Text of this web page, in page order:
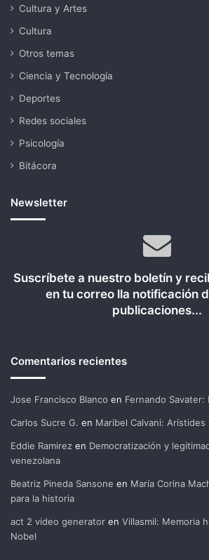
Cultura y Artes
Cultura
Otros temas
Ciencia y Tecnología
Deportes
Redes sociales
Psicología
Bitácora
Newsletter
Suscríbete a nuestro boletín y
en tu correo lla notificación
publicaciones...
Comentarios recientes
Jose Francisco Blanco en Fernando Savater:
Carlos Sucre G. en Maribel Calvani: Arístides
Eddie Ramirez en Democratización y
venezolana
Beatriz Pineda Sansone en María Corina
para la historia
act 2 video generator en Villasmil: Memoria
Nobel